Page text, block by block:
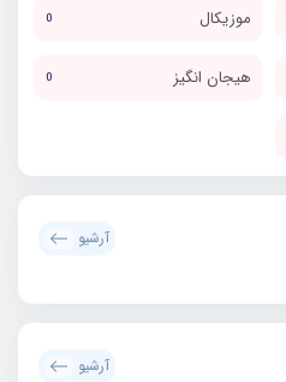
موزیکال 0
هیجان انگیز 0
آرشیو
آرشیو